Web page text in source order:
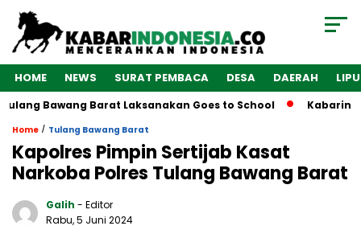
HOME NEWS SURAT PEMBACA DESA DAERAH
Bawang Barat Laksanakan Goes to School
Home / Tulang Bawang Barat
Kapolres Pimpin Sertijab Kasat
Narkoba Polres Tulang Bawang Barat
Galih - Editor
Rabu, 5 Juni 2024